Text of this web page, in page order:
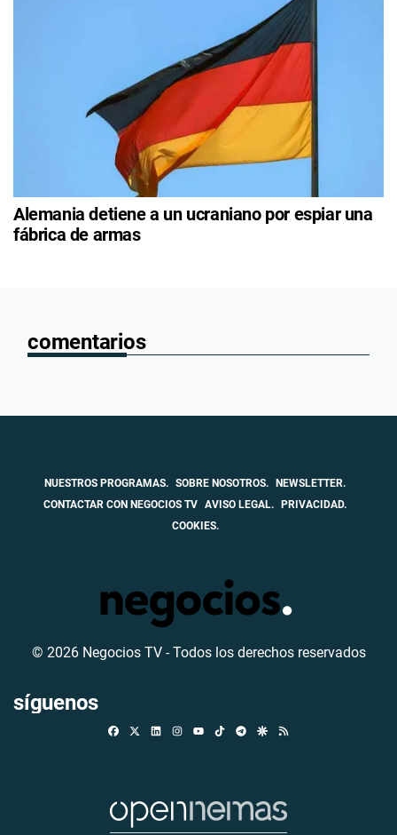
Alemania detiene a un ucraniano por espiar una
fábrica de armas
comentarios
NUESTROS PROGRAMAS. SOBRE NOSOTROS.
NEWSLETTER.
CONTACTAR CON NEGOCIOS TV AVISO LEGAL.
PRIVACIDAD.
COOKIES.
© 2026 Negocios TV - Todos los derechos reservados
síguenos
FacebookLinkedinInstagramTikTokTelegramGoogle Discover